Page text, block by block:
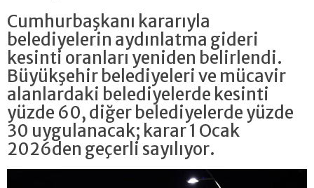
Cumhurbaşkanı kararıyla
belediyelerin aydınlatma gideri
kesinti oranları yeniden belirlendi.
Büyükşehir belediyeleri ve mücavir
alanlardaki belediyelerde kesinti
yüzde 60, diğer belediyelerde yüzde
30 uygulanacak; karar 1 Ocak
2026den geçerli sayılıyor.